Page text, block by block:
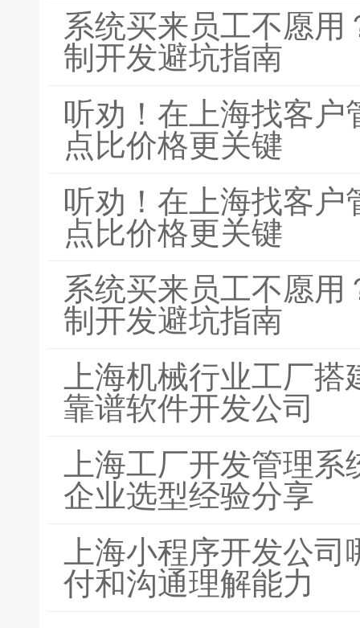
系统买来员工不愿
制开发避坑指南
听劝！在上海找客户
点比价格更关键
听劝！在上海找客户
点比价格更关键
系统买来员工不愿
制开发避坑指南
上海机械行业工厂
靠谱软件开发公司
上海工厂开发管理
企业选型经验分享
上海小程序开发公
付和沟通理解能力